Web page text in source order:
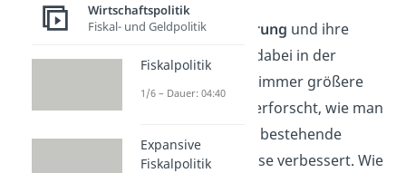
Auch dieDigitalisierung und ihre
Innovationen spielt dabei in der
Landwirtschaft eine immer größere
Rolle. Denn es wird erforscht, wie man
durch Daten bereits bestehende
Systeme und Prozesse verbessert. Wie
Wirtschaftspolitik
Fiskal- und Geldpolitik
Fiskalpolitik
1/6 – Dauer: 04:40
Expansive
Fiskalpolitik